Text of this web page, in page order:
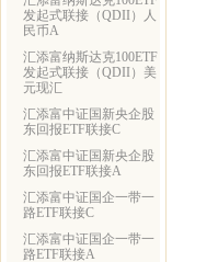
发起式联接（QDII）人
民币A
汇添富纳斯达克100ETF
发起式联接（QDII）美
元现汇
汇添富中证国新央企股
东回报ETF联接C
汇添富中证国新央企股
东回报ETF联接A
汇添富中证国企一带一
路ETF联接C
汇添富中证国企一带一
路ETF联接A